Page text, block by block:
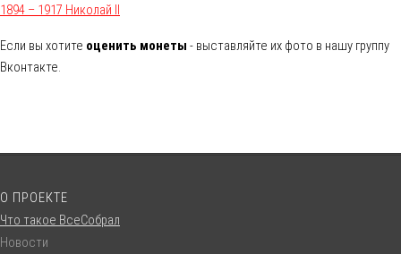
1894 – 1917 Николай II
Если вы хотите оценить монеты - выставляйте их фото в нашу группу
Вконтакте.
О ПРОЕКТЕ
Что такое ВсеСобрал
Новости